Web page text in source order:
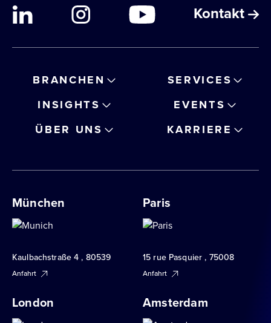
Kontakt
BRANCHEN
SERVICES
INSIGHTS
EVENTS
ÜBER UNS
KARRIERE
München
Kaulbachstraße 4 , 80539
Anfahrt
Paris
15 rue Pasquier , 75008
Anfahrt
London Amsterdam